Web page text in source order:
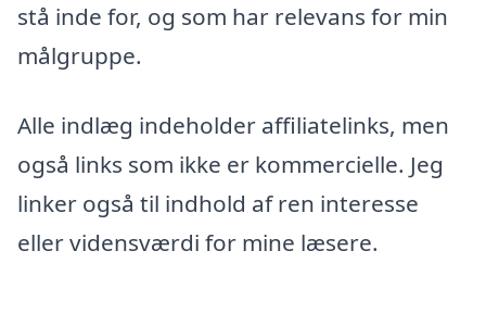
stå inde for, og som har relevans for min
målgruppe.
Alle indlæg indeholder affiliatelinks, men
også links som ikke er kommercielle. Jeg
linker også til indhold af ren interesse
eller vidensværdi for mine læsere.